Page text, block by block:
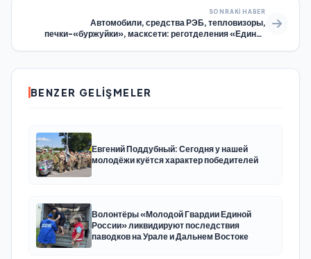
SONRAKI HABER
Автомобили, средства РЭБ, тепловизоры,
печки-«буржуйки», масксети: реготделения «Единой
BENZER GELIŞMELER
Евгений Поддубный: Сегодня у нашей
молодёжи куётся характер победителей
Волонтёры «Молодой Гвардии Единой
России» ликвидируют последствия
паводков на Урале и Дальнем Востоке